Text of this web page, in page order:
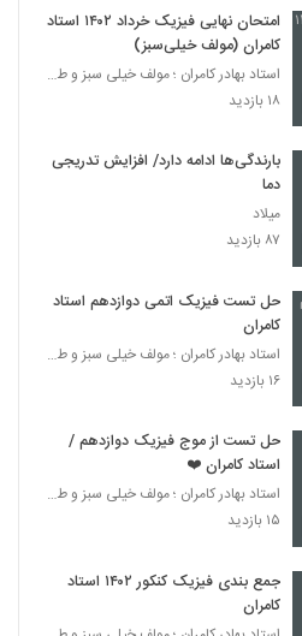
امتحان نهایی فیزیک خرداد ۱۴۰۲ استاد
کامران (مولف خیلی‌سبز)
استاد بهادر کامران ؛ مولف خیلی سبز و طراح قلم چی
۱۸ بازدید
بارندگی‌ها ادامه دارد/ افزایش تدریجی
دما
میلاد
۸۷ بازدید
حل تست فیزیک اتمی دوازدهم استاد
کامران
استاد بهادر کامران ؛ مولف خیلی سبز و طراح قلم چی
۱۶ بازدید
حل تست از موج فیزیک دوازدهم /
استاد کامران ❤️
استاد بهادر کامران ؛ مولف خیلی سبز و طراح قلم چی
۱۵ بازدید
جمع بندی فیزیک کنکور ۱۴۰۲ استاد
کامران